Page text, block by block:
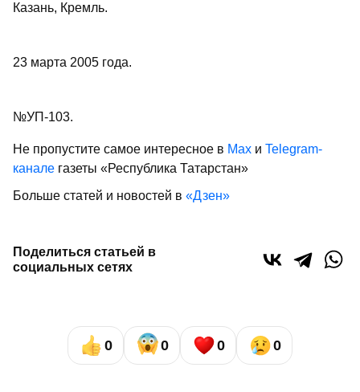
Казань, Кремль.
23 марта 2005 года.
№УП-103.
Не пропустите самое интересное в Max и Telegram-
канале газеты «Республика Татарстан»
Больше статей и новостей в «Дзен»
Поделиться статьей в
социальных сетях
0 0 0 0